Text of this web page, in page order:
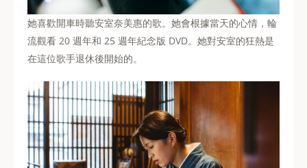
她喜歡開車時聽安室奈美惠的歌。她會根據當天的心情，輪
流觀看 20 週年和 25 週年紀念版 DVD。她對安室的狂熱是
在這位歌手退休後開始的。